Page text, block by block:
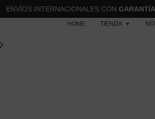
ENVÍOS INTERNACIONALES CON
HOME TIENDA